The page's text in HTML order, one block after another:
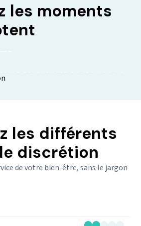
les moments
les différents
discrétion
de votre bien-être, sans le jargon